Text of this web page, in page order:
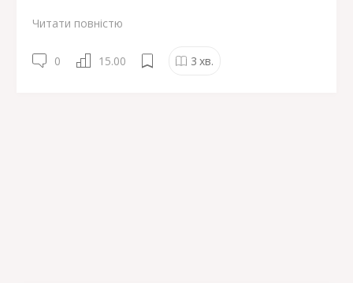
Читати повністю
0 15.00 3 хв.